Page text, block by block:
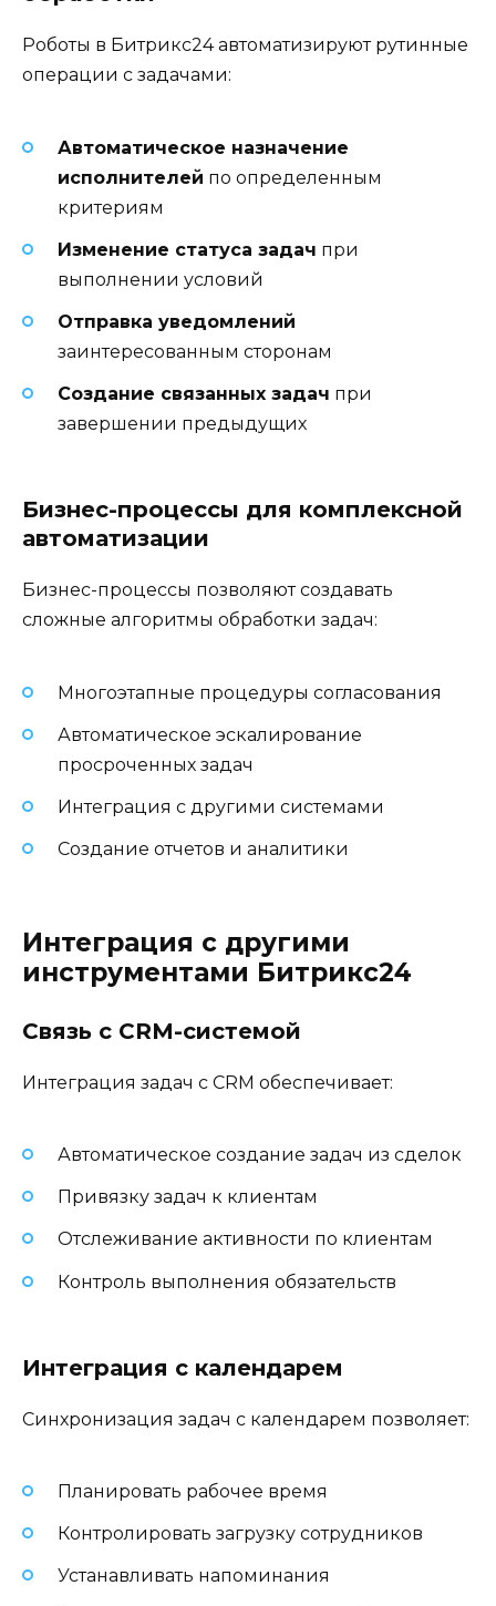
Роботы в Битрикс24 автоматизируют рутинные
операции с задачами:
Автоматическое назначение
исполнителей по определенным
критериям
Изменение статуса задач при
выполнении условий
Отправка уведомлений
заинтересованным сторонам
Создание связанных задач при
завершении предыдущих
Бизнес-процессы для комплексной
автоматизации
Бизнес-процессы позволяют создавать
сложные алгоритмы обработки задач:
Многоэтапные процедуры согласования
Автоматическое эскалирование
просроченных задач
Интеграция с другими системами
Создание отчетов и аналитики
Интеграция с другими
инструментами Битрикс24
Связь с CRM-системой
Интеграция задач с CRM обеспечивает:
Автоматическое создание задач из сделок
Привязку задач к клиентам
Отслеживание активности по клиентам
Контроль выполнения обязательств
Интеграция с календарем
Синхронизация задач с календарем позволяет:
Планировать рабочее время
Контролировать загрузку сотрудников
Устанавливать напоминания